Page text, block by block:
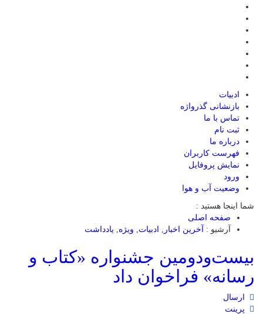
ادبیات
بازنشانی گذرواژه
تماس با ما
ثبت نام
درباره ما
فهرست کاربران
نمایش پروفایل
ورود
وضعیت آب و هوا
شما اینجا هستید :
صفحه اصلی
آرشیو :
آخرین اخبار , ادبیات, ویژه, یادداشت
بیست‌ودومین جشنواره «کتاب و
رسانه» فراخوان داد
ارسال
پرینت